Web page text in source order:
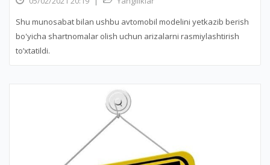
Shu munosabat bilan ushbu avtomobil modelini yetkazib berish
bo'yicha shartnomalar olish uchun arizalarni rasmiylashtirish
to’xtatildi.